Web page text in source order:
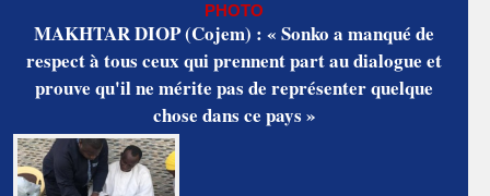
PHOTO
MAKHTAR DIOP (Cojem) : « Sonko a manqué de
respect à tous ceux qui prennent part au dialogue et
prouve qu'il ne mérite pas de représenter quelque
chose dans ce pays »